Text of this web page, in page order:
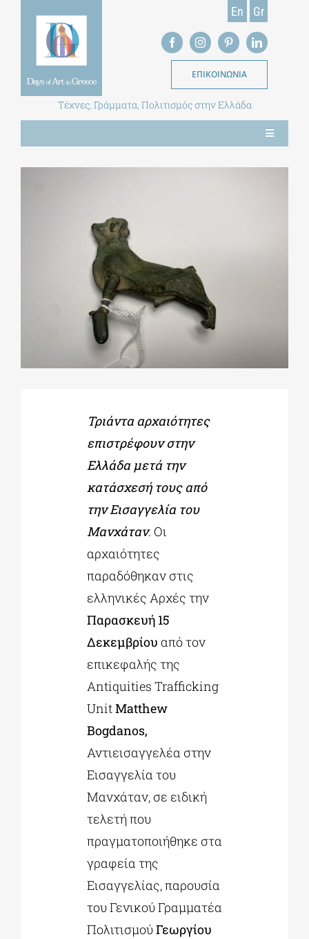
En Gr
ΕΠΙΚΟΙΝΩΝΙΑ
Τέχνες, Γράμματα, Πολιτισμός στην Ελλάδα
Toggle
Navigation
ΝΕΑ
ΠΟΛΙΤΙΣΤΙΚΟΙ ΦΟΡΕΙΣ
Τριάντα αρχαιότητες
επιστρέφουν στην
Ελλάδα μετά την
κατάσχεσή τους από
την Εισαγγελία του
Μανχάταν. Οι
αρχαιότητες
παραδόθηκαν στις
ελληνικές Αρχές την
Παρασκευή 15
Δεκεμβρίου από τον
επικεφαλής της
Antiquities Trafficking
UnitMatthew
Bogdanos,
Αντιεισαγγελέα στην
Εισαγγελία του
Μανχάταν, σε ειδική
τελετή που
πραγματοποιήθηκε στα
γραφεία της
Εισαγγελίας, παρουσία
του Γενικού Γραμματέα
ΠολιτισμούΓεωργίου